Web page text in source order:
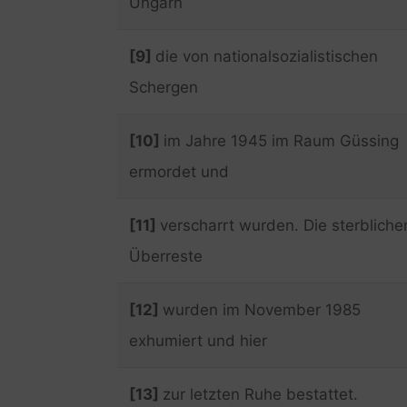
[9] die von nationalsozialistischen
Schergen
[10] im Jahre 1945 im Raum Güssing
ermordet und
[11] verscharrt wurden. Die
Überreste
[12] wurden im November 1985
exhumiert und hier
[13] zur letzten Ruhe bestattet.